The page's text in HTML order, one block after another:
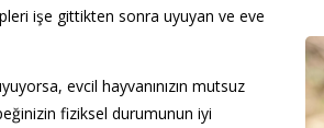
işe gittikten sonra uyuyan ve eve
evcil hayvanınızın mutsuz
fiziksel durumunun iyi